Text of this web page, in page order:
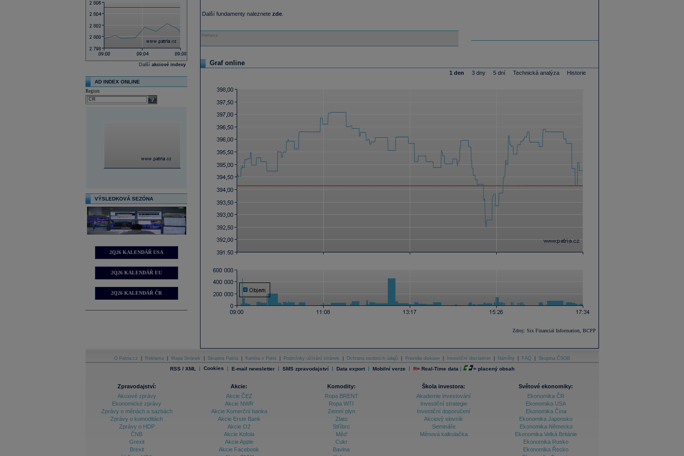
Další akciové indexy
AD INDEX ONLINE
Region
select
VÝSLEDKOVÁ SEZÓNA
2Q26 KALENDÁŘ USA
2Q26 KALENDÁŘ EU
2Q26 KALENDÁŘ ČR
Další fundamenty naleznete zde.
Reklama
Graf online
1 den 3 dny 5 dní Technická analýza Historie
Zdroj: Six Financial Information, BCPP
O Patria.cz Reklama Mapa Stránek Skupina Patria Kariéra v Patrii Podmínky užívání stránek Ochrana osobních údajů Pravidla diskuse Investiční disclaimer Náměty FAQ Skupina ČSOB
RSS / XML | Cookies | E-mail newsletter | SMS zpravodajství | Data export | Mobilní verze | R= Real-Time data | = placený obsah
Zpravodajství:
Akciové zprávy
Ekonomické zprávy
Zprávy o měnách a sazbách
Zprávy o komoditách
Zprávy o HDP
ČNB
Grexit
Brexit
Akcie:
Akcie ČEZ
Akcie NWR
Akcie Komerční banka
Akcie Erste Bank
Akcie O2
Akcie Kofola
Akcie Apple
Akcie Facebook
Komodity:
Ropa BRENT
Ropa WTI
Zemní plyn
Zlato
Stříbro
Měď
Cukr
Bavlna
Škola investora:
Akademie investování
Investiční strategie
Investiční doporučení
Akciový slovník
Semináře
Měnová kalkulačka
Světové ekonomiky:
Ekonomika ČR
Ekonomika USA
Ekonomika Čína
Ekonomika Japonsko
Ekonomika Německo
Ekonomika Velká Británie
Ekonomika Rusko
Ekonomika Řecko